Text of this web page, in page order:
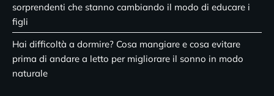
sorprendenti che stanno cambiando il modo di educare i
figli
Hai difficoltà a dormire? Cosa mangiare e cosa evitare
prima di andare a letto per migliorare il sonno in modo
naturale